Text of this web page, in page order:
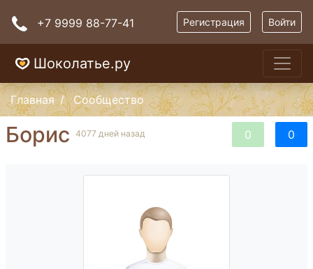
+7 9999 88-77-41 Регистрация Войти
Шоколатье.ру
Главная Сообщество
0 0
Борис 4077 дней назад